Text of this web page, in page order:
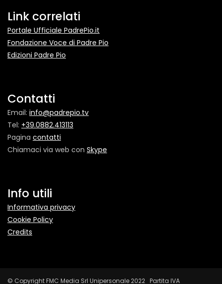
Link correlati
Portale Ufficiale PadrePio.it
Fondazione Voce di Padre Pio
Edizioni Padre Pio
Contatti
Email: info@padrepio.tv
Tel: +39.0882.413113
Pagina contatti
Chiamaci via web con Skype
Info utili
Informativa privacy
Cookie Policy
Credits
© Copyright FMC Media Srl Unipersonale 2022 Partita IVA